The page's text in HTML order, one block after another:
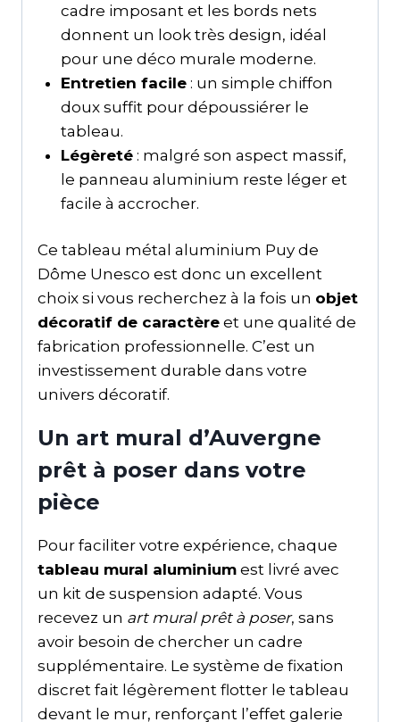
cadre imposant et les bords nets
donnent un look très design, idéal
pour une déco murale moderne.
Entretien facile: un simple chiffon
doux suffit pour dépoussiérer le
tableau.
Légèreté: malgré son aspect massif,
le panneau aluminium reste léger et
facile à accrocher.
Ce tableau métal aluminium Puy de
Dôme Unesco est donc un excellent
choix si vous recherchez à la fois un objet
décoratif de caractère et une qualité de
fabrication professionnelle. C’est un
investissement durable dans votre
univers décoratif.
Un art mural d’Auvergne
prêt à poser dans votre
pièce
Pour faciliter votre expérience, chaque
tableau mural aluminium est livré avec
un kit de suspension adapté. Vous
recevez un art mural prêt à poser, sans
avoir besoin de chercher un cadre
supplémentaire. Le système de fixation
discret fait légèrement flotter le tableau
devant le mur, renforçant l’effet galerie